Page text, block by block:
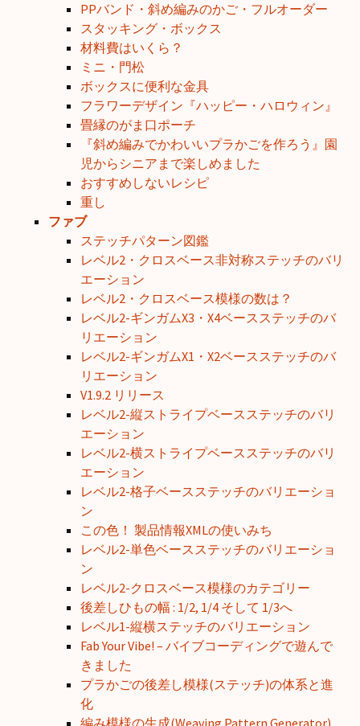
PPバンド・斜め編みのかご・フルオーダー
スタッキング・ボックス
材料費はいくら？
ミニ・門松
ボックスに便利な金具
フラワーデザイン『ハッピー・ハロウィン』
畳縁のがま口ポーチ
『斜め編みでかわいいプラかごを作ろう』園
児からシニアまで楽しめました
おすすめしないレシピ
重し
ファブ
ステッチパターン図鑑
レベル2・クロスベース非対称ステッチのバリ
エーション
レベル2・クロスベース模様の数は？
レベル2-ギンガムX3・X4ベースステッチのバ
リエーション
レベル2-ギンガムX1・X2ベースステッチのバ
リエーション
V1.9.2 リリース
レベル2-縦ストライプベースステッチのバリ
エーション
レベル2-横ストライプベースステッチのバリ
エーション
レベル2-格子ベースステッチのバリエーショ
ン
この色！ 製品情報XMLの使いみち
レベル2-単色ベースステッチのバリエーショ
ン
レベル2-クロスベース模様のカテゴリー
後差しひもの幅 : 1/2, 1/4 そして 1/3へ
レベル1-縦横ステッチのバリエーション
Fab Your Vibe! – バイブコーディングで遊んで
きました
プラかごの後差し模様(ステッチ)の体系と進
化
編み模様の生成(Weaving Pattern Generator)